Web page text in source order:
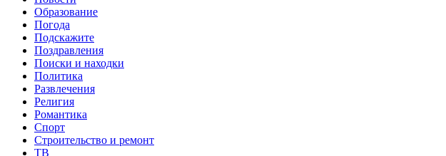
Образование
Погода
Подскажите
Поздравления
Поиски и находки
Политика
Развлечения
Религия
Романтика
Спорт
Строительство и ремонт
ТВ